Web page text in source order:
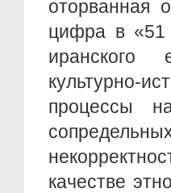
оторванная
цифра в «51
иранского
культурно-
процессы
качестве